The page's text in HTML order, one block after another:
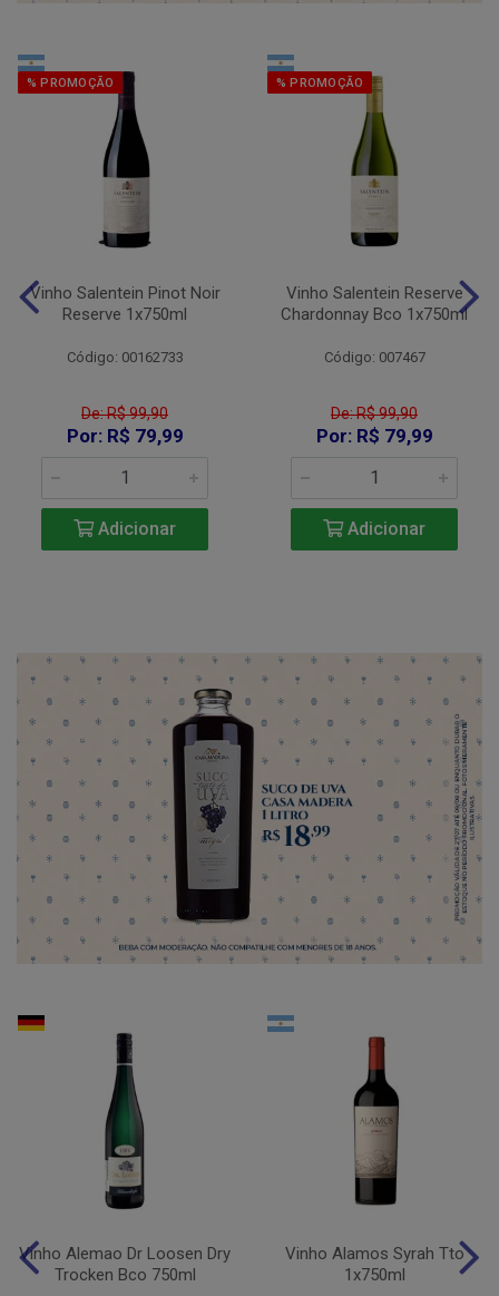
% PROMOÇÃO
Vinho Salentein Pinot Noir
Reserve 1x750ml
Código: 00162733
De: R$ 99,90
Por: R$ 79,99
Adicionar
% PROMOÇÃO
Vinho Salentein Reserve
Chardonnay Bco 1x750ml
Código: 007467
De: R$ 99,90
Por: R$ 79,99
Adicionar
Vinho Alemao Dr Loosen Dry
Trocken Bco 750ml
Vinho Alamos Syrah Tto
1x750ml